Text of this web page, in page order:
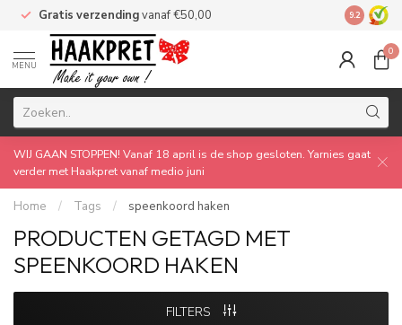
Gratis verzendingvanaf €50,00 Made by
9.2
MENU
0
WIJ GAAN STOPPEN! Vanaf 18 april is de shop gesloten. Yarnies gaat
verder met Haakpret vanaf medio juni
Home / Tags / speenkoord haken
PRODUCTEN GETAGD MET
SPEENKOORD HAKEN
FILTERS